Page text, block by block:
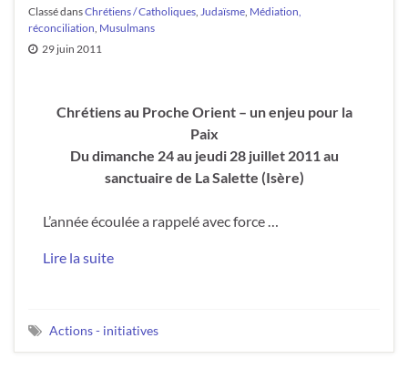
Classé dansChrétiens / Catholiques Judaïsme Médiation,
réconciliation Musulmans
29 juin 2011
Chrétiens au Proche Orient – un enjeu pour la
Paix
Du dimanche 24 au jeudi 28 juillet 2011 au
sanctuaire de La Salette (Isère)
L’année écoulée a rappelé avec force …
Lire la suite
Actions - initiatives